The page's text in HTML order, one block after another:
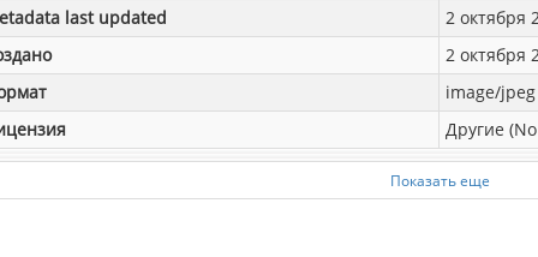
last updated
2 октября
2 октября
image/jpeg
Другие
Показать еще